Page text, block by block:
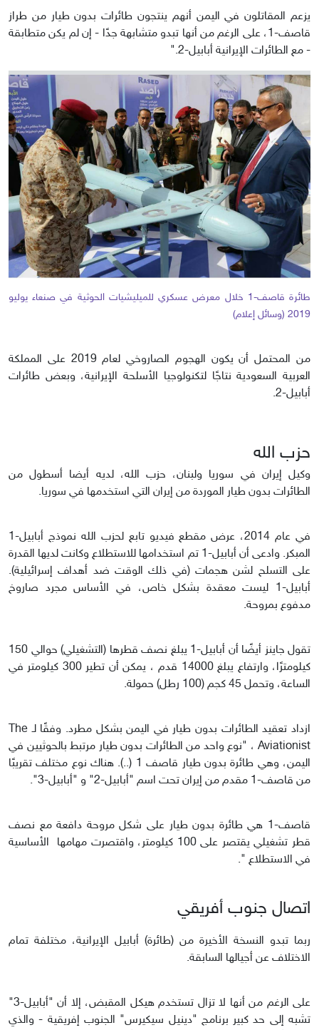
يزعم المقاتلون في اليمن أنهم ينتجون طائرات بدون طيار من طراز
قاصف-1، على الرغم من أنها تبدو متشابهة جدًا - إن لم يكن متطابقة
- مع الطائرات الإيرانية أبابيل-2."
طائرة قاصف-1 خلال معرض عسكري للميليشيات الحوثية في صنعاء يوليو
2019 (وسائل إعلام)
من المحتمل أن يكون الهجوم الصاروخي لعام 2019 على المملكة
العربية السعودية نتاجًا لتكنولوجيا الأسلحة الإيرانية، وبعض طائرات
أبابيل-2.
حزب الله
وكيل إيران في سوريا ولبنان، حزب الله، لديه أيضا أسطول من
الطائرات بدون طيار الموردة من إيران التي استخدمها في سوريا.
في عام 2014، عرض مقطع فيديو تابع لحزب الله نموذج أبابيل-1
المبكر. وادعى أن أبابيل-1 تم استخدامها للاستطلاع وكانت لديها القدرة
على التسلح لشن هجمات (في ذلك الوقت ضد أهداف إسرائيلية).
أبابيل-1 ليست معقدة بشكل خاص، في الأساس مجرد صاروخ
مدفوع بمروحة.
تقول جاينز أيضًا أن أبابيل-1 يبلغ نصف قطرها (التشغيلي) حوالي 150
كيلومترًا، وارتفاع يبلغ 14000 قدم ، يمكن أن تطير 300 كيلومتر في
الساعة، وتحمل 45 كجم (100 رطل) حمولة.
ازداد تعقيد الطائرات بدون طيار في اليمن بشكل مطرد. وفقًا لـ The
Aviationist ، "نوع واحد من الطائرات بدون طيار مرتبط بالحوثيين في
اليمن، وهي طائرة بدون طيار قاصف 1 (..). هناك نوع مختلف تقريبًا
من قاصف-1 مقدم من إيران تحت اسم "أبابيل-2" و "أبابيل-3".
قاصف-1 هي طائرة بدون طيار على شكل مروحة دافعة مع نصف
قطر تشغيلي يقتصر على 100 كيلومتر، واقتصرت مهامها الأساسية
في الاستطلاع ".
اتصال جنوب أفريقي
ربما تبدو النسخة الأخيرة من (طائرة) أبابيل الإيرانية، مختلفة تمام
الاختلاف عن أجيالها السابقة.
على الرغم من أنها لا تزال تستخدم هيكل المقبض، إلا أن "أبابيل-3"
تشبه إلى حد كبير برنامج "دينيل سيكيرس" الجنوب إفريقية - والذي